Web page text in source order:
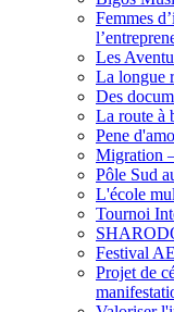
Femmes
Les
La longue
Des
La route à
Pene
Migration
Pôle Sud
L'école
Tournoi
Festival
Projet de